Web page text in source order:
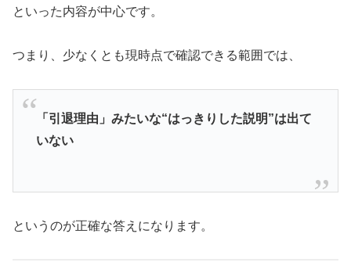
といった内容が中心です。
つまり、少なくとも現時点で確認できる範囲では、
「引退理由」みたいな“はっきりした説明”は出て
いない
というのが正確な答えになります。